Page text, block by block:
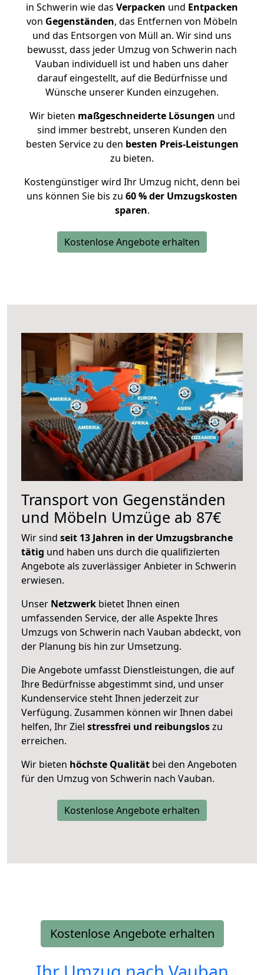
in Schwerin wie das Verpacken und Entpacken
von Gegenständen, das Entfernen von Möbeln
und das Entsorgen von Müll an. Wir sind uns
bewusst, dass jeder Umzug von Schwerin nach
Vauban individuell ist und haben uns daher
darauf eingestellt, auf die Bedürfnisse und
Wünsche unserer Kunden einzugehen.
Wir bieten maßgeschneiderte Lösungen und
sind immer bestrebt, unseren Kunden den
besten Service zu den besten Preis-Leistungen
zu bieten.
Kostengünstiger wird Ihr Umzug nicht, denn bei
uns können Sie bis zu 60 % der Umzugskosten
sparen.
Kostenlose Angebote erhalten
Transport von Gegenständen
und Möbeln Umzüge ab 87€
Wir sind seit 13 Jahren in der Umzugsbranche
tätig und haben uns durch die qualifizierten
Angebote als zuverlässiger Anbieter in Schwerin
erwiesen.
Unser Netzwerk bietet Ihnen einen
umfassenden Service, der alle Aspekte Ihres
Umzugs von Schwerin nach Vauban abdeckt, von
der Planung bis hin zur Umsetzung.
Die Angebote umfasst Dienstleistungen, die auf
Ihre Bedürfnisse abgestimmt sind, und unser
Kundenservice steht Ihnen jederzeit zur
Verfügung. Zusammen können wir Ihnen dabei
helfen, Ihr Ziel stressfrei und reibungsloszu
erreichen.
Wir bieten höchste Qualität bei den Angeboten
für den Umzug von Schwerin nach Vauban.
Kostenlose Angebote erhalten
Kostenlose Angebote erhalten